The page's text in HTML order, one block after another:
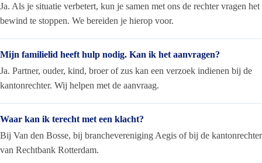
Ja. Als je situatie verbetert, kun je samen met ons de rechter vragen het
bewind te stoppen. We bereiden je hierop voor.
Mijn familielid heeft hulp nodig. Kan ik het aanvragen?
Ja. Partner, ouder, kind, broer of zus kan een verzoek indienen bij de
kantonrechter. Wij helpen met de aanvraag.
Waar kan ik terecht met een klacht?
Bij Van den Bosse, bij branchevereniging Aegis of bij de kantonrechter
van Rechtbank Rotterdam.